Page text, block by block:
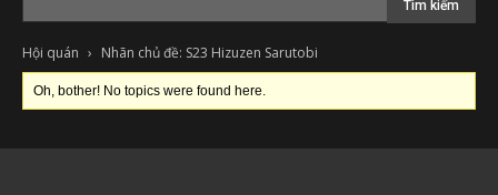
Hội quán › Nhãn chủ đề: S23 Hizuzen Sarutobi
Oh, bother! No topics were found here.